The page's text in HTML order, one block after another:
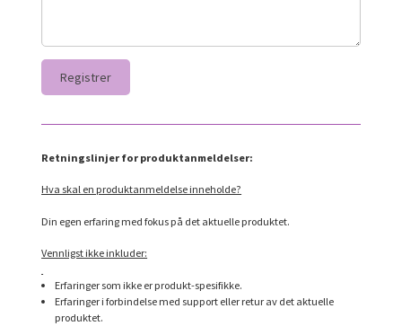
Retningslinjer for produktanmeldelser:
Hva skal en produktanmeldelse inneholde?
Din egen erfaring med fokus på det aktuelle produktet.
Vennligst ikke inkluder:
Erfaringer som ikke er produkt-spesifikke.
Erfaringer i forbindelse med support eller retur av det aktuelle
produktet.